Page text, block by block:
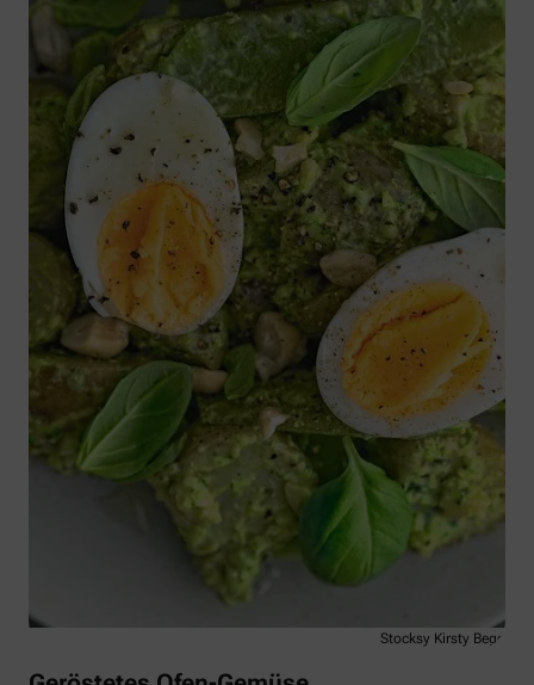
Stocksy Kirsty Begg